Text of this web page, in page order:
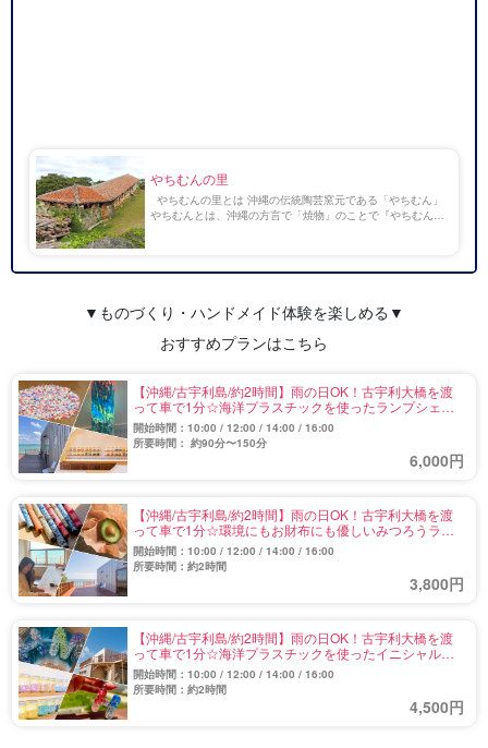
やちむんの里
やちむんの里とは 沖縄の伝統陶芸窯元である「やちむん」
やちむんとは、沖縄の方言で「焼物」のことで『やちむん』
▼ものづくり・ハンドメイド体験を楽しめる▼
おすすめプランはこちら
【沖縄/古宇利島/約2時間】雨の日OK！古宇利大橋を渡
って車で1分☆海洋プラスチックを使ったランプシェー
ド作り体験（No.130）
開始時間：10:00 / 12:00 / 14:00 / 16:00
所要時間： 約90分〜150分
6,000円
【沖縄/古宇利島/約2時間】雨の日OK！古宇利大橋を渡
って車で1分☆環境にもお財布にも優しいみつろうラッ
プ作り体験（No.132）
開始時間：10:00 / 12:00 / 14:00 / 16:00
所要時間：約2時間
3,800円
【沖縄/古宇利島/約2時間】雨の日OK！古宇利大橋を渡
って車で1分☆海洋プラスチックを使ったイニシャルキ
ーホルダー作り体験（No.131）
開始時間：10:00 / 12:00 / 14:00 / 16:00
所要時間：約2時間
4,500円